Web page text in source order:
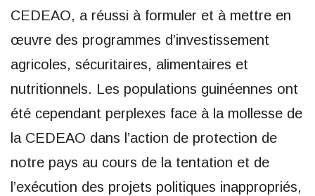
CEDEAO, a réussi à formuler et à mettre en
œuvre des programmes d’investissement
agricoles, sécuritaires, alimentaires et
nutritionnels. Les populations guinéennes ont
été cependant perplexes face à la mollesse de
la CEDEAO dans l’action de protection de
notre pays au cours de la tentation et de
l’exécution des projets politiques inappropriés,